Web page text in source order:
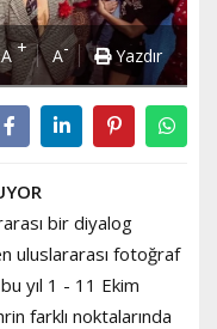
A+ A- Yazdır
bir diyalog
uluslararası fotoğraf
yıl 1 - 11 Ekim
farklı noktalarında